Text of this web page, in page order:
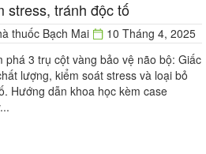
stress, tránh độc tố
thuốc Bạch Mai
10 Tháng 4, 2025
phá 3 trụ cột vàng bảo vệ não bộ: Giấc
lượng, kiểm soát stress và loại bỏ
Hướng dẫn khoa học kèm case